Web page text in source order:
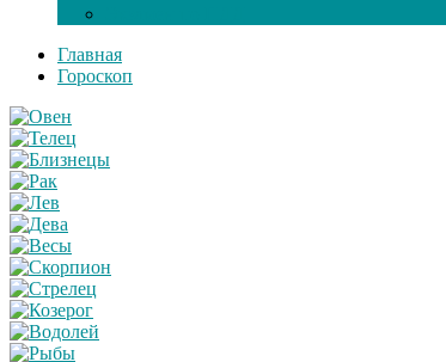
Главная
Гороскоп